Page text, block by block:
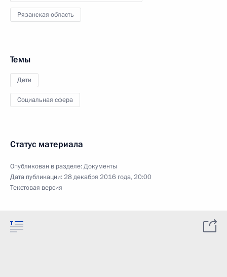
Рязанская область
Темы
Дети
Социальная сфера
Статус материала
Опубликован в разделе:Документы
Дата публикации:28 декабря 2016 года, 20:00
Текстовая версия